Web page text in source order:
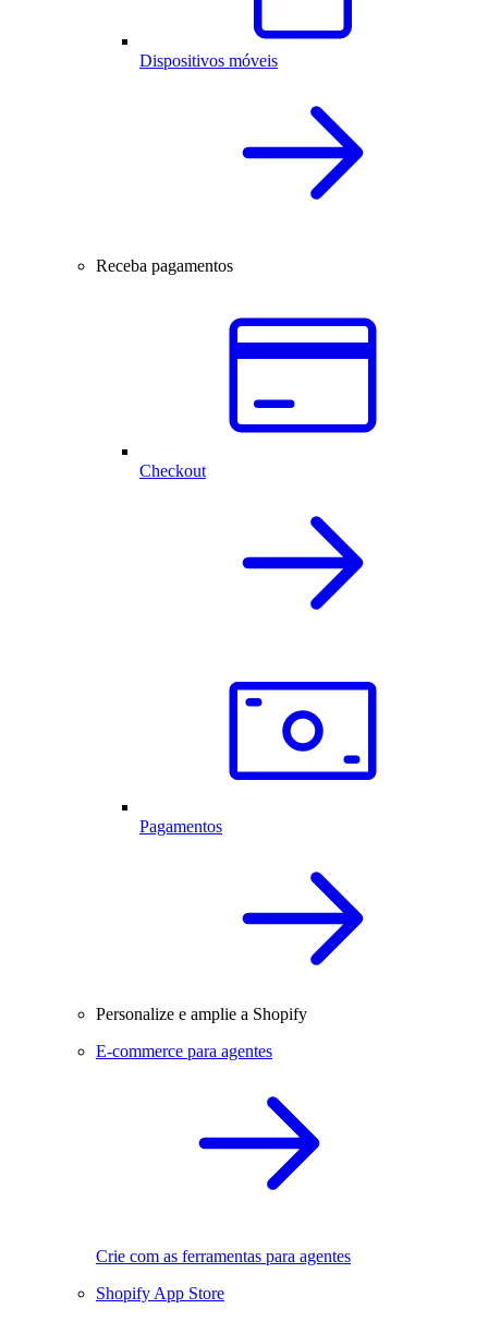
Dispositivos móveis
Receba pagamentos
Checkout
Pagamentos
Personalize e amplie a Shopify
E-commerce para agentes
Crie com as ferramentas para agentes
Shopify App Store